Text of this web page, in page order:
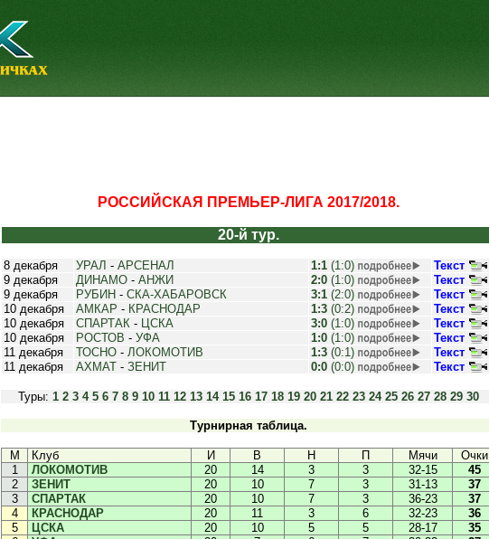
РОССИЙСКАЯ ПРЕМЬЕР-ЛИГА 2017/2018.
20-й тур.
8 декабря УРАЛ - АРСЕНАЛ 1:1 (1:0)
Текст
9 декабря
ДИНАМО - АНЖИ 2:0 (1:0)
Текст
9 декабря
РУБИН - СКА-ХАБАРОВСК 3:1 (2:0)
Текст
10 декабря
АМКАР - КРАСНОДАР 1:3 (0:2)
Текст
10 декабря
СПАРТАК - ЦСКА 3:0 (1:0)
Текст
10 декабря
РОСТОВ - УФА 1:0 (1:0)
Текст
11 декабря
ТОСНО - ЛОКОМОТИВ 1:3 (0:1)
Текст
11 декабря
АХМАТ - ЗЕНИТ 0:0 (0:0) Текст
Туры: 1 2 3 4 5 6 7 8 9 10 11 12 13 14 15 16 17 18 19 20 21 22 23 24 25 26 27 28 29 30
Турнирная таблица.
М Клуб И В Н П Мячи
Очки
1
ЛОКОМОТИВ 20 14 3 3 32-15
45
2
ЗЕНИТ 20 10 7 3 31-13
37
3
СПАРТАК 20 10 7 3 36-23
37
4
КРАСНОДАР 20 11 3 6 32-23
36
5
ЦСКА 20 10 5 5 28-17
35